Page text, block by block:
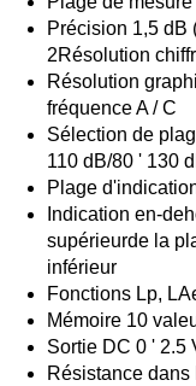
Précision 1,5 dB
2Résolution
Résolution
fréquence A / C
Sélection de
110 dB/80 ' 130
Plage
Indication en-
supérieurde la
inférieur
Fonctions Lp,
Mémoire 10
Sortie DC 0 ' 2.5
Résistance